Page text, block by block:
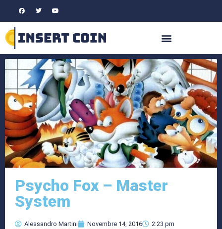
Psycho Fox – Master
System
Alessandro Martini Novembre 14, 2016
2:23 pm